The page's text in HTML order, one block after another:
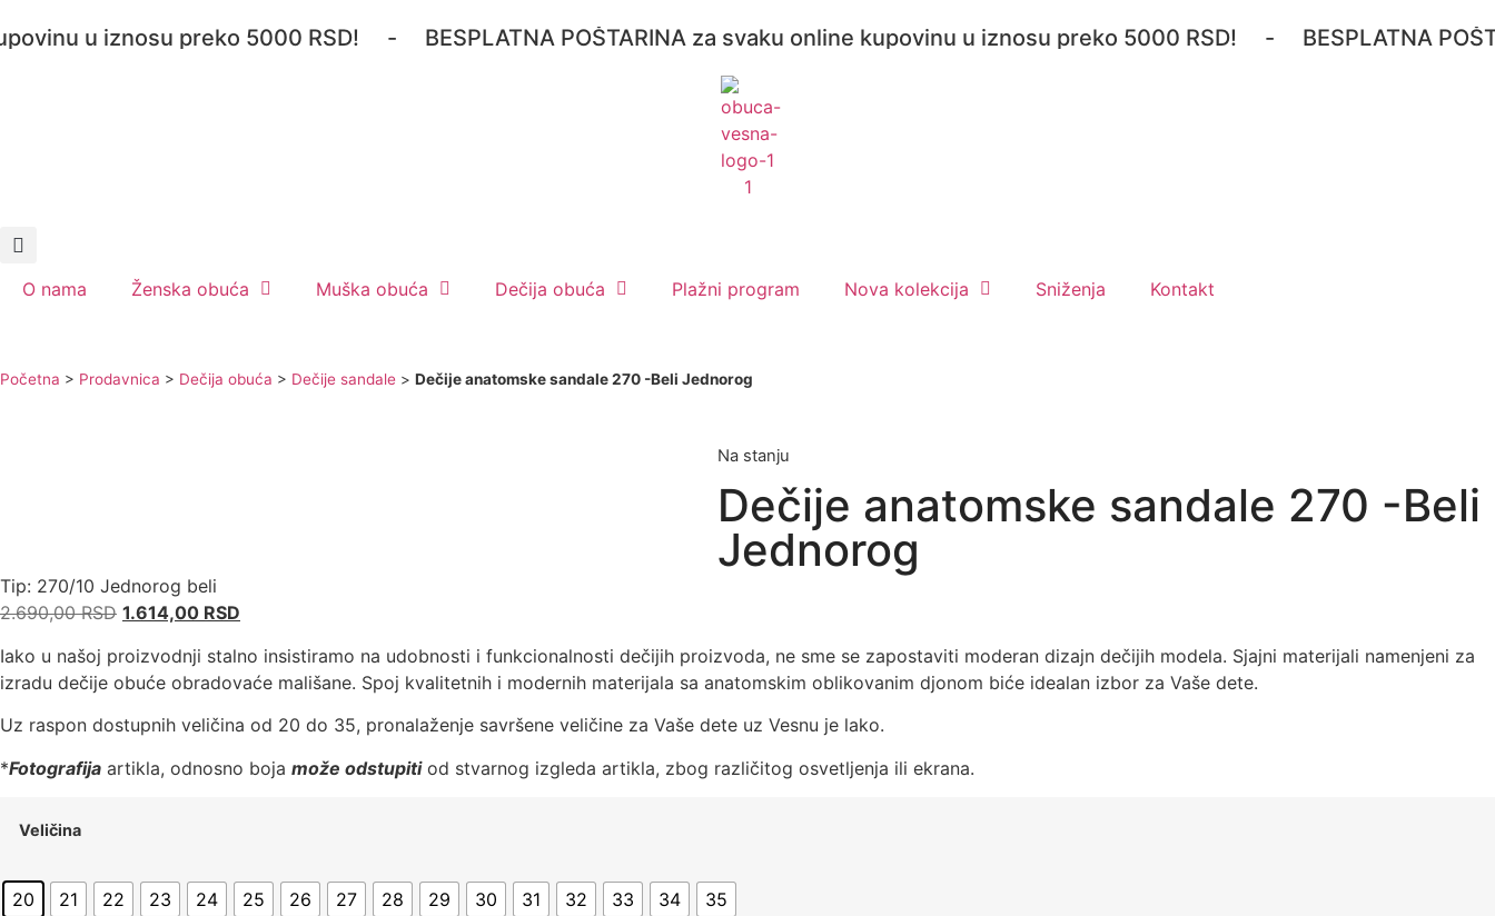
u iznosu preko 5000 RSD! - BESPLATNA POŠTARINA za svaku online kupovinu u iznosu preko 5000 RSD! - BESPLATNA
O nama Ženska obuća Muška obuća Dečija obuća Plažni program Nova kolekcija Sniženja Kontakt
Početna > Prodavnica > Dečija obuća > Dečije sandale > Dečije anatomske sandale 270 -Beli Jednorog
Na stanju
Dečije anatomske sandale 270 -Beli
Jednorog
Tip: 270/10 Jednorog beli
2.690,00RSD 1.614,00 RSD
Iako u našoj proizvodnji stalno insistiramo na udobnosti i funkcionalnosti dečijih proizvoda, ne sme se zapostaviti moderan dizajn dečijih modela. Sjajni materijali namenjeni za
izradu dečije obuće obradovaće mališane. Spoj kvalitetnih i modernih materijala sa anatomskim oblikovanim djonom biće idealan izbor za Vaše dete.
Uz raspon dostupnih veličina od 20 do 35, pronalaženje savršene veličine za Vaše dete uz Vesnu je lako.
*Fotografija artikla, odnosno boja može odstupitiod stvarnog izgleda artikla, zbog različitog osvetljenja ili ekrana.
Veličina
20 21 22 23 24 25 26 27 28 29 30 31 32 33 34 35